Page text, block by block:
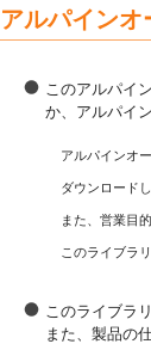
アルパイン
このアルパイ
か、アルパイ
アルパインオ
ダウンロード
また、営業目
このライブラ
このライブラ
また、製品の